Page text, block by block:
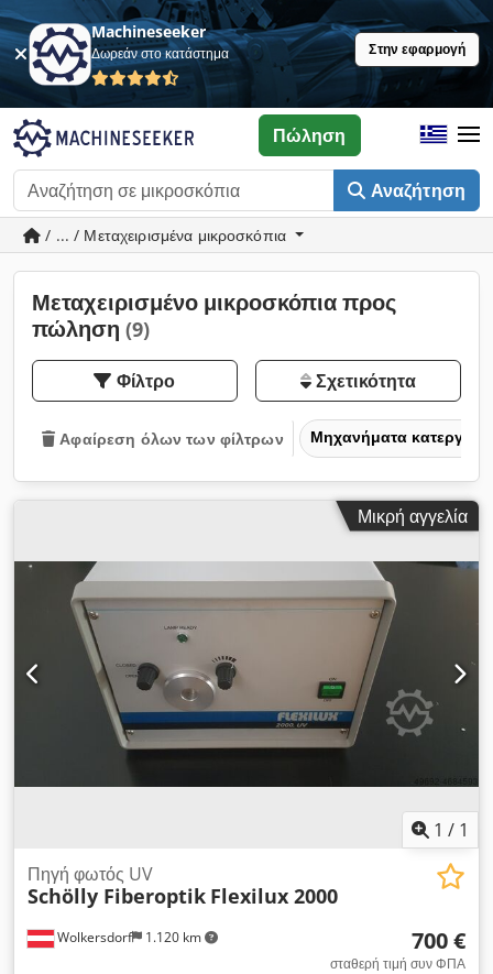
Machineseeker
Δωρεάν στο κατάστημα Στην εφαρμογή
Αναζήτηση
Πώληση
/ ... / Μεταχειρισμένα μικροσκόπια
Μεταχειρισμένο μικροσκόπια προς
πώληση (9)
Φίλτρο Σχετικότητα
Αφαίρεση όλων των φίλτρων Μηχανήματα
Μικρή αγγελία
1 / 1
Wolkersdorf 1.120 km
Πηγή φωτός UV
Schölly Fiberoptik Flexilux 2000
700 €
σταθερή τιμή συν ΦΠΑ